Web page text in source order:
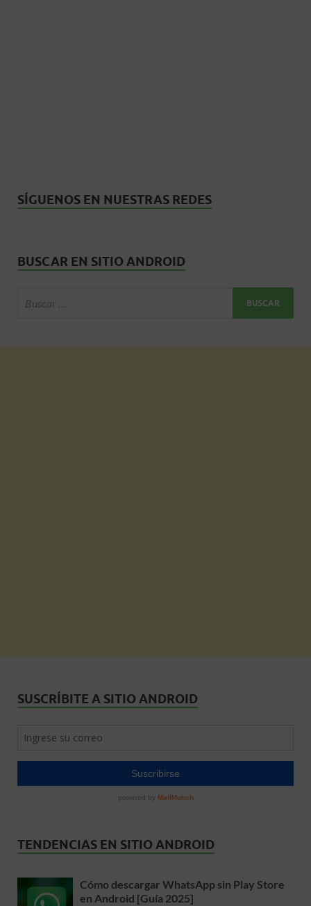
SÍGUENOS EN NUESTRAS REDES
BUSCAR EN SITIO ANDROID
SUSCRÍBITE A SITIO ANDROID
TENDENCIAS EN SITIO ANDROID
Cómo descargar WhatsApp sin Play Store
en Android [Guía 2025]